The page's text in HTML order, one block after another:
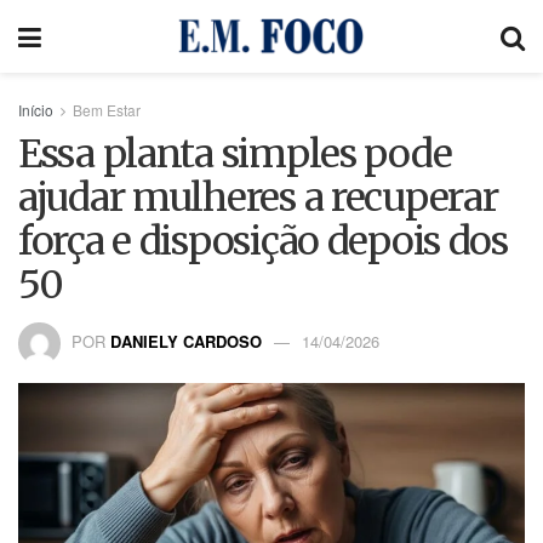
Início Bem Estar
Essa planta simples pode
ajudar mulheres a recuperar
força e disposição depois dos
50
POR DANIELY CARDOSO 14/04/2026